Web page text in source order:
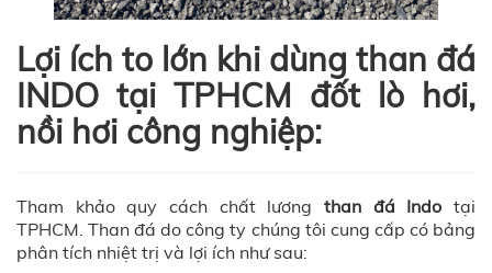
Lợi ích to lớn khi dùng than đá
INDO tại TPHCM đốt lò hơi,
nồi hơi công nghiệp:
Tham khảo quy cách chất lương than đá Indo tại
TPHCM. Than đá do công ty chúng tôi cung cấp có bảng
phân tích nhiệt trị và lợi ích như sau: